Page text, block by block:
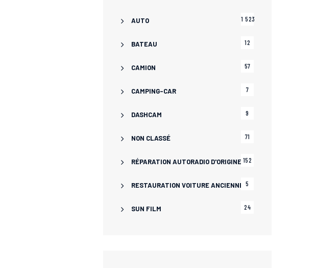
AUTO 1 523
BATEAU 12
CAMION 57
CAMPING-CAR 7
DASHCAM 9
NON CLASSÉ 71
RÉPARATION AUTORADIO D'ORIGINE 152
RESTAURATION VOITURE ANCIENNE 5
SUN FILM 24